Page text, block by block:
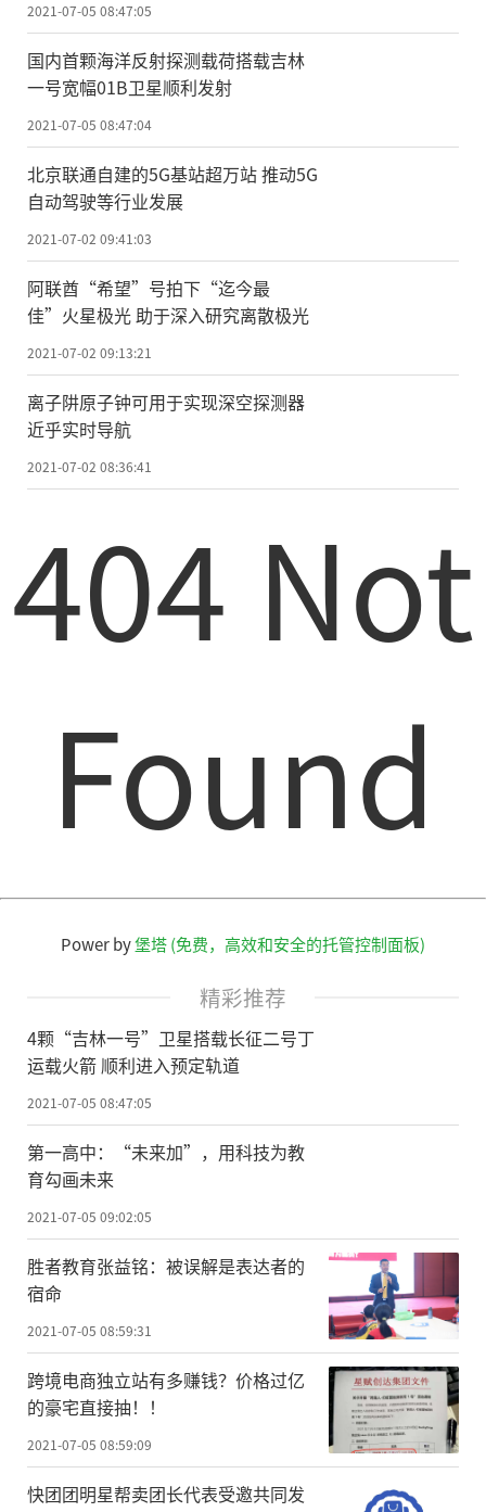
2021-07-05 08:47:05
国内首颗海洋反射探测载荷搭载吉林
一号宽幅01B卫星顺利发射
2021-07-05 08:47:04
北京联通自建的5G基站超万站 推动5G
自动驾驶等行业发展
2021-07-02 09:41:03
阿联酋“希望”号拍下“迄今最
佳”火星极光 助于深入研究离散极光
2021-07-02 09:13:21
离子阱原子钟可用于实现深空探测器
近乎实时导航
2021-07-02 08:36:41
404 Not
Found
Power by堡塔 (免费，高效和安全的托管控制面板)
精彩推荐
4颗“吉林一号”卫星搭载长征二号丁
运载火箭 顺利进入预定轨道
2021-07-05 08:47:05
第一高中：“未来加”，用科技为教
育勾画未来
2021-07-05 09:02:05
胜者教育张益铭：被误解是表达者的
宿命
2021-07-05 08:59:31
跨境电商独立站有多赚钱？价格过亿
的豪宅直接抽！！
2021-07-05 08:59:09
快团团明星帮卖团长代表受邀共同发